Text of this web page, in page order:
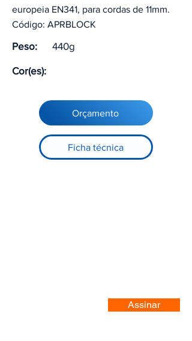
europeia EN341, para cordas de 11mm.
Código: APRBLOCK
Peso: 440g
Cor(es):
Orçamento
Ficha técnica
Assinar